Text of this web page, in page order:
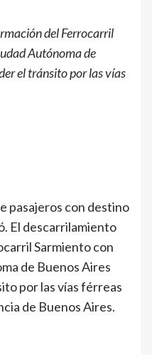
del Ferrocarril
Autónoma de
el tránsito por las vías
pasajeros con destino
El descarrilamiento
Sarmiento con
de Buenos Aires
por las vías férreas
de Buenos Aires.